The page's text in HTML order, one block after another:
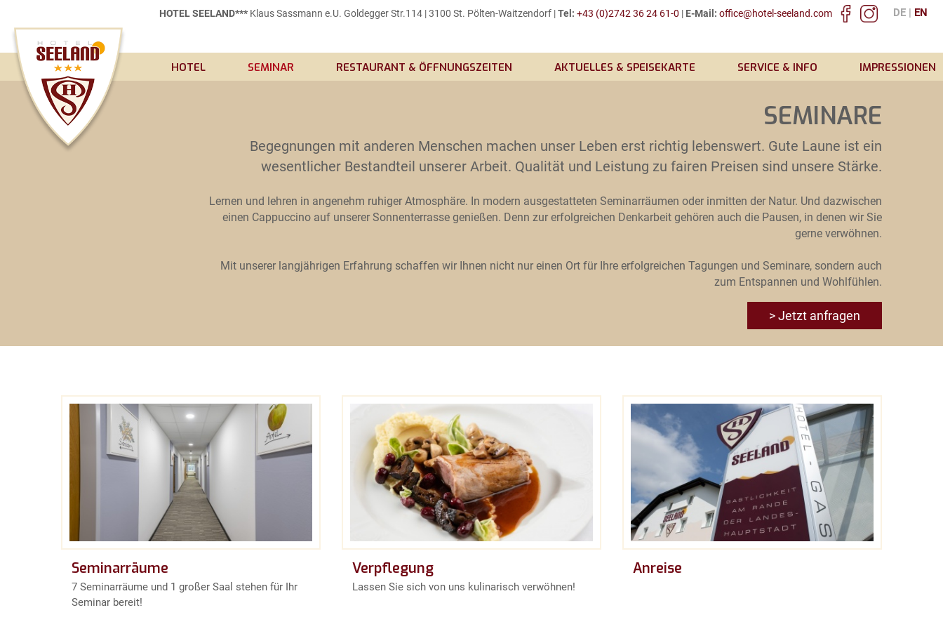
HOTEL SEELAND***Klaus Sassmann e.U. Goldegger Str.114 | 3100 St. Pölten-Waitzendorf |Tel: +43 (0)2742 36 24 61-0 | E-Mail: office@hotel-seeland.com DE EN
HOTEL SEMINAR RESTAURANT & ÖFFNUNGSZEITEN AKTUELLES & SPEISEKARTE SERVICE & INFO IMPRESSIONEN
SEMINARE
Begegnungen mit anderen Menschen machen unser Leben erst richtig lebenswert. Gute Laune ist ein
wesentlicher Bestandteil unserer Arbeit. Qualität und Leistung zu fairen Preisen sind unsere Stärke.
Lernen und lehren in angenehm ruhiger Atmosphäre. In modern ausgestatteten Seminarräumen oder inmitten der Natur. Und dazwischen
einen Cappuccino auf unserer Sonnenterrasse genießen. Denn zur erfolgreichen Denkarbeit gehören auch die Pausen, in denen wir Sie
gerne verwöhnen.
Mit unserer langjährigen Erfahrung schaffen wir Ihnen nicht nur einen Ort für Ihre erfolgreichen Tagungen und Seminare, sondern auch
zum Entspannen und Wohlfühlen.
> Jetzt anfragen
Seminarräume
7 Seminarräume und 1 großer Saal stehen für Ihr
Seminar bereit!
Verpflegung
Lassen Sie sich von uns kulinarisch verwöhnen!
Anreise